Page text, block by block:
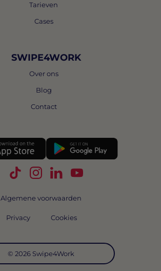
Tarieven
Cases
SWIPE4WORK
Over ons
Blog
Contact
Volg Swipe4Work op TikTok
Volg Swipe4Work op
Volg Swipe4Work op
Volg Swipe4Work
© 2026 Swipe4Work
Algemene voorwaarden
Privacy Cookies